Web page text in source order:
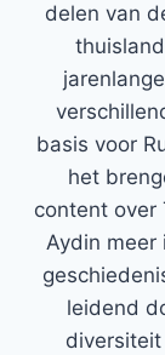
delen van
basis voor
het
content over
Aydin meer
leidend
diversiteit